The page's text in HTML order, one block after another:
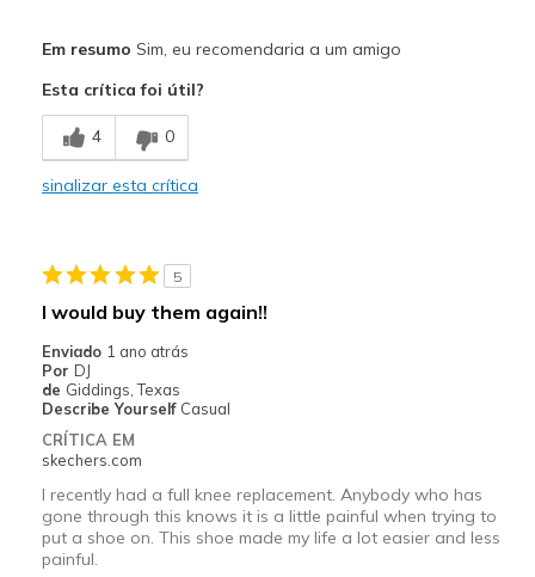
Melhores utilizações
Going Out
View On Shoes
I'm Into Shoes
Em resumo Sim, eu recomendaria a um amigo
Esta crítica foi útil?
4 0
sinalizar esta crítica
5
I would buy them again!!
Enviado 1 ano atrás
Por DJ
de Giddings, Texas
Describe Yourself Casual
CRÍTICA EM
skechers.com
I recently had a full knee replacement. Anybody who has
gone through this knows it is a little painful when trying to
put a shoe on. This shoe made my life a lot easier and less
painful.